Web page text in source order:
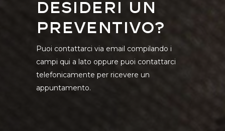
Desideri un
preventivo?
Puoi contattarci via email compilando i
campi qui a lato oppure puoi contattarci
telefonicamente per ricevere un
appuntamento.